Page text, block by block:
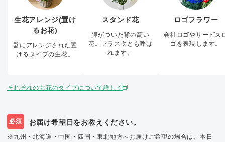
生花アレンジ(置け
るお花)
器にアレンジされた置
けるタイプの生花。
スタンド花
脚がついた背の高い
花。フラスタとも呼ば
れます。
ロゴフラワー
会社ロゴやサービス
ゴを表現します。
それぞれのお花のタイプについて詳しく
必須 お届け希望日をお教えください。
※九州・北海道・中国・四国・東北地方へお届けご希望の場合は、本日